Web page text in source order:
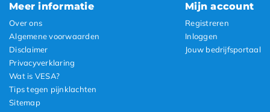
Meer informatie
Over ons
Algemene voorwaarden
Disclaimer
Privacyverklaring
Wat is VESA?
Tips tegen pijnklachten
Sitemap
Mijn account
Registreren
Inloggen
Jouw bedrijfsportaal